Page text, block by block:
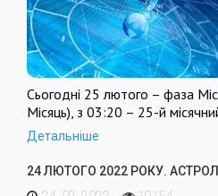
Сьогодні 25 лютого – фаза
Місяць), з 03:20 – 25-й
Детальніше
24 ЛЮТОГО 2022 РОКУ.